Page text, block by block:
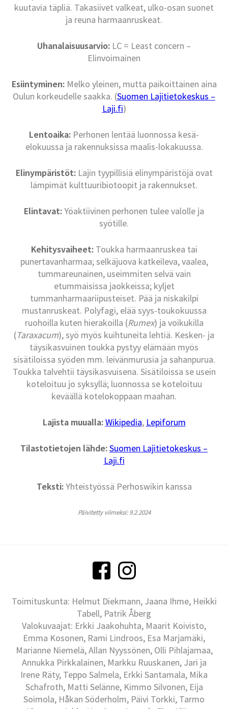
kuutavia täpliä. Takasiivet valkeat, ulko-osan suonet
ja reuna harmaanruskeat.
Uhanalaisuusarvio: LC = Least concern –
Elinvoimainen
Esiintyminen:Melko yleinen, mutta paikoittainen aina
Oulun korkeudelle saakka. (Suomen Lajitietokeskus –
Laji.fi)
Lentoaika: Perhonen lentää luonnossa kesä-
elokuussa ja rakennuksissa maalis-lokakuussa.
Elinympäristöt:Lajin tyypillisiä elinympäristöjä ovat
lämpimät kulttuuribiotoopit ja rakennukset.
Elintavat:Yöaktiivinen perhonen tulee valolle ja
syötille.
Kehitysvaiheet:Toukka harmaanruskea tai
punertavanharmaa; selkäjuova katkeileva, vaalea,
tummareunainen, useimmiten selvä vain
etummaisissa jaokkeissa; kyljet
tummanharmaariipusteiset. Pää ja niskakilpi
mustanruskeat. Polyfagi, elää syys-toukokuussa
ruohoilla kuten hierakoilla (Rumex) ja voikukilla
(Taraxacum), syö myös kuihtuneita lehtiä. Kesken- ja
täysikasvuinen toukka pystyy elämään myös
sisätiloissa syöden mm. leivänmurusia ja sahanpurua.
Toukka talvehtii täysikasvuisena. Sisätiloissa se usein
koteloituu jo syksyllä; luonnossa se koteloituu
keväällä kotelokoppaan maahan.
Lajista muualla:Wikipedia, Lepiforum
Tilastotietojen lähde:Suomen Lajitietokeskus –
Laji.fi
Teksti:Yhteistyössä Perhoswikin kanssa
Päivitetty viimeksi: 9.2.2024
Toimituskunta: Helmut Diekmann, Jaana Ihme, Heikki
Tabell, Patrik Åberg
Valokuvaajat: Erkki Jaakohuhta, Maarit Koivisto,
Emma Kosonen, Rami Lindroos, Esa Marjamäki,
Marianne Niemelä, Allan Nyyssönen, Olli Pihlajamaa,
Annukka Pirkkalainen, Markku Ruuskanen, Jari ja
Irene Räty, Teppo Salmela, Erkki Santamala, Mika
Schafroth, Matti Selänne, Kimmo Silvonen, Eija
Soimola, Håkan Söderholm, Päivi Torkki, Tarmo